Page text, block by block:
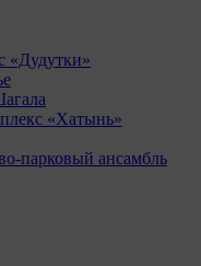
«Дудутки»
«Хатынь»
парковый ансамбль